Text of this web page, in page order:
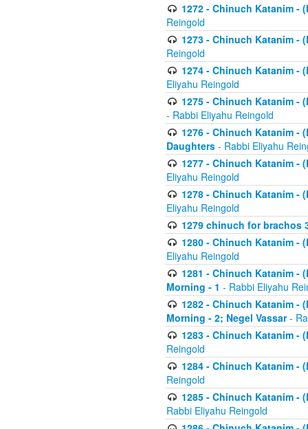
1272 - Chinuch Katanim -
Reingold
1273 - Chinuch Katanim -
Reingold
1274 - Chinuch Katanim -
Eliyahu Reingold
1275 - Chinuch Katanim -
- Rabbi Eliyahu Reingold
1276 - Chinuch Katanim -
Daughters - Rabbi Eliyahu
1277 - Chinuch Katanim -
Eliyahu Reingold
1278 - Chinuch Katanim -
Eliyahu Reingold
1279 chinuch for brachos
1280 - Chinuch Katanim -
Eliyahu Reingold
1281 - Chinuch Katanim -
Morning - 1 - Rabbi Eliyahu
1282 - Chinuch Katanim -
Morning - 2; Negel Vassar-
1283 - Chinuch Katanim -
Reingold
1284 - Chinuch Katanim -
Reingold
1285 - Chinuch Katanim -
Rabbi Eliyahu Reingold